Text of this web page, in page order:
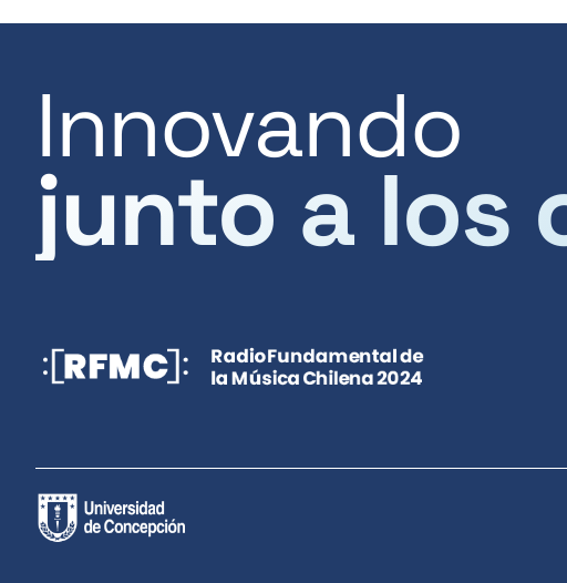
Innovando
junto a los